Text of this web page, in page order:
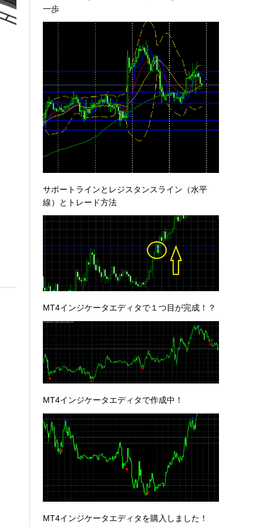
一歩
サポートラインとレジスタンスライン（水平
線）とトレード方法
MT4インジケータエディタで１つ目が完成！？
MT4インジケータエディタで作成中！
MT4インジケータエディタを購入しました！